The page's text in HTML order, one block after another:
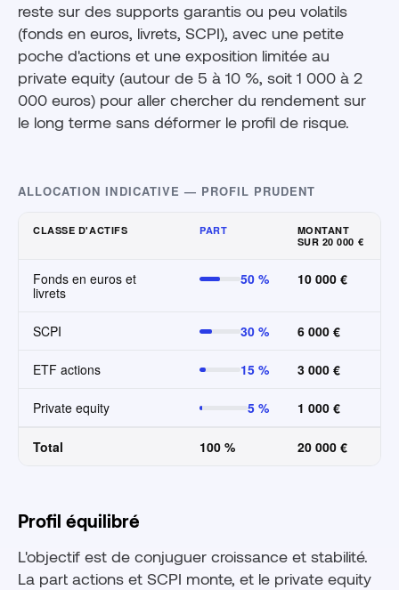
reste sur des supports garantis ou peu volatils
(fonds en euros, livrets, SCPI), avec une petite
poche d'actions et une exposition limitée au
private equity (autour de 5 à 10 %, soit 1 000 à 2
000 euros) pour aller chercher du rendement sur
le long terme sans déformer le profil de risque.
ALLOCATION INDICATIVE — PROFIL PRUDENT
CLASSE D'ACTIFS PART
MONTANT
SUR 20 000 €
Fonds en euros et
livrets
50 % 10 000 €
SCPI 30 % 6 000 €
ETF actions 15 % 3 000 €
Private equity 5 % 1 000 €
Total 100 % 20 000 €
Profil équilibré
L'objectif est de conjuguer croissance et stabilité.
La part actions et SCPI monte, et le private equity